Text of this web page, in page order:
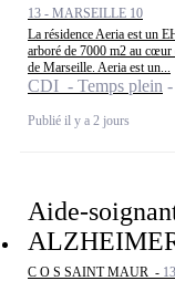
13 - MARSEILLE 10
La résidence Aeria est un
arboré de 7000 m2 au
de Marseille. Aeria est un...
CDI - Temps plein
Publié il y a 2 jours
Aide-
C O S SAINT MAUR -